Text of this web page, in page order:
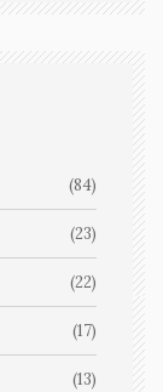
(84)
(23)
(22)
(17)
(13)